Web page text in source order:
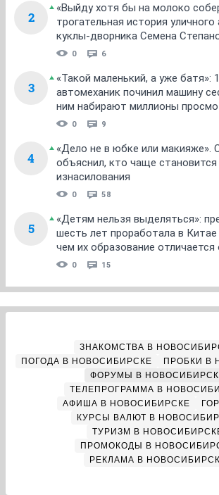
2
«Выйду хотя бы на молоко
трогательная история уличного
куклы-дворника Семена
0 6
3
«Такой маленький, а уже батя»:
автомеханик починил машину
ним набирают миллионы
0 9
4
«Дело не в юбке или макияже».
объяснил, кто чаще
изнасилования
0 58
5
«Детям нельзя выделяться»:
шесть лет проработала в Китае
чем их образование отличается
0 15
ЗНАКОМСТВА В
ПОГОДА В НОВОСИБИРСКЕ
ПРОБКИ В
ФОРУМЫ В
ТЕЛЕПРОГРАММА В
АФИША В НОВОСИБИРСКЕ
КУРСЫ ВАЛЮТ В
ТУРИЗМ В
ПРОМОКОДЫ В
РЕКЛАМА В